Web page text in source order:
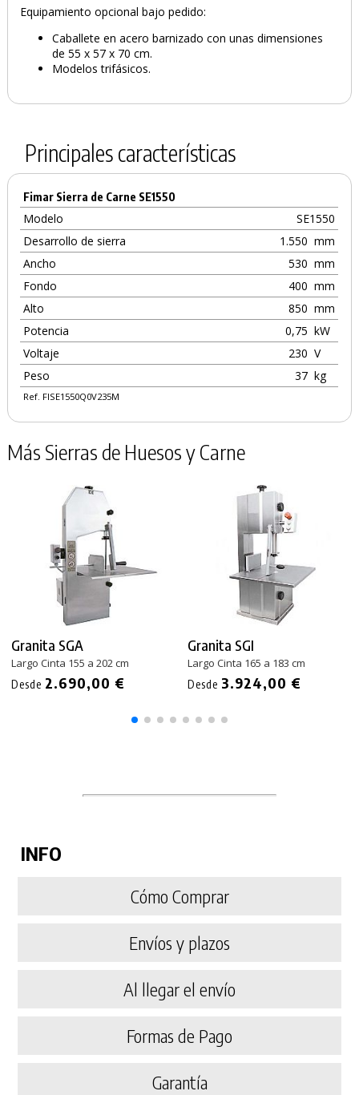
Equipamiento opcional bajo pedido:
Caballete en acero barnizado con unas dimensiones
de 55 x 57 x 70 cm.
Modelos trifásicos.
Principales características
Fimar Sierra de Carne SE1550
Modelo
SE1550
Desarrollo de sierra
1.550 mm
Ancho
530 mm
Fondo
400 mm
Alto
850 mm
Potencia
0,75 kW
Voltaje
230 V
Peso
37 kg
Ref. FISE1550Q0V235M
Más Sierras de Huesos y Carne
Granita SGA
Largo Cinta 155 a 202 cm
Desde 2.690,00 €
Granita SGI
Largo Cinta 165 a 183 cm
Desde 3.924,00 €
INFO
Cómo Comprar
Envíos y plazos
Al llegar el envío
Formas de Pago
Garantía